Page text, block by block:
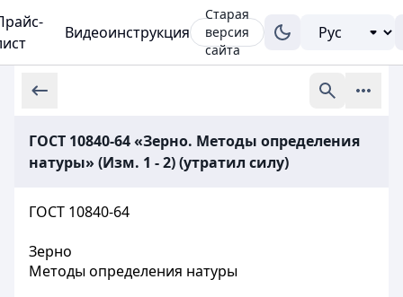
Видеоинструкция
Старая
версия
сайта
ГОСТ 10840-64 «Зерно. Методы определения
натуры» (Изм. 1 - 2) (утратил силу)
ГОСТ 10840-64
Зерно
Методы определения натуры